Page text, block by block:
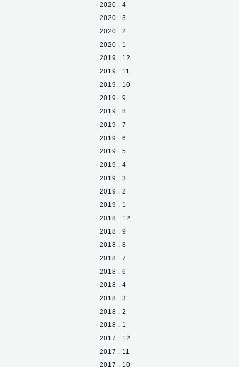
2020 . 4
2020 . 3
2020 . 2
2020 . 1
2019 . 12
2019 . 11
2019 . 10
2019 . 9
2019 . 8
2019 . 7
2019 . 6
2019 . 5
2019 . 4
2019 . 3
2019 . 2
2019 . 1
2018 . 12
2018 . 9
2018 . 8
2018 . 7
2018 . 6
2018 . 4
2018 . 3
2018 . 2
2018 . 1
2017 . 12
2017 . 11
2017 . 10